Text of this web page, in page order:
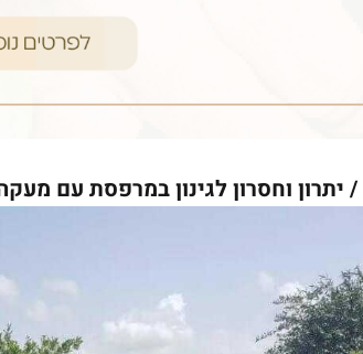
/ יתרון וחסרון לגינון במרפסת עם